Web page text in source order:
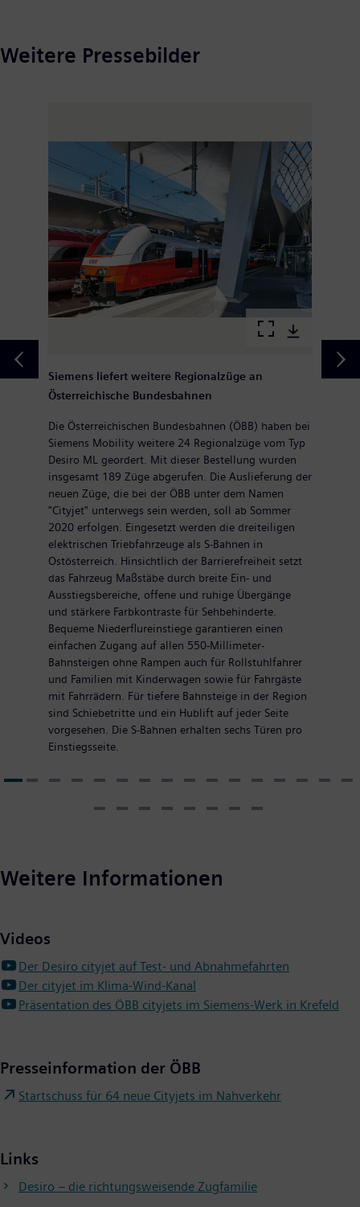
Weitere Pressebilder
Siemens liefert weitere Regionalzüge an
Österreichische Bundesbahnen
Die Österreichischen Bundesbahnen (ÖBB) haben bei
Siemens Mobility weitere 24 Regionalzüge vom Typ
Desiro ML geordert. Mit dieser Bestellung wurden
insgesamt 189 Züge abgerufen. Die Auslieferung der
neuen Züge, die bei der ÖBB unter dem Namen
"Cityjet" unterwegs sein werden, soll ab Sommer
2020 erfolgen. Eingesetzt werden die dreiteiligen
elektrischen Triebfahrzeuge als S-Bahnen in
Ostösterreich. Hinsichtlich der Barrierefreiheit setzt
das Fahrzeug Maßstäbe durch breite Ein- und
Ausstiegsbereiche, offene und ruhige Übergänge
und stärkere Farbkontraste für Sehbehinderte.
Bequeme Niederflureinstiege garantieren einen
einfachen Zugang auf allen 550-Millimeter-
Bahnsteigen ohne Rampen auch für Rollstuhlfahrer
und Familien mit Kinderwagen sowie für Fahrgäste
mit Fahrrädern. Für tiefere Bahnsteige in der Region
sind Schiebetritte und ein Hublift auf jeder Seite
vorgesehen. Die S-Bahnen erhalten sechs Türen pro
Einstiegsseite.
Weitere Informationen
Videos
Der Desiro cityjet auf Test- und Abnahmefahrten
Der cityjet im Klima-Wind-Kanal
Präsentation des ÖBB cityjets im Siemens-Werk in Krefeld
Presseinformation der ÖBB
Startschuss für 64 neue Cityjets im Nahverkehr
Links
Desiro – die richtungsweisende Zugfamilie